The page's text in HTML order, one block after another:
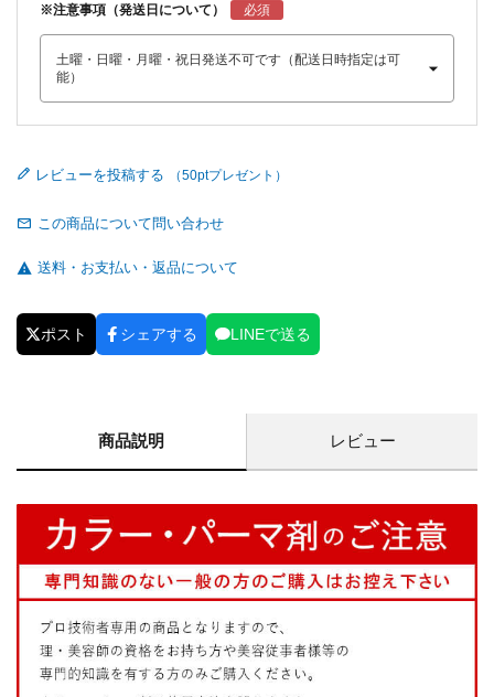
※注意事項（発送日について）
レビューを投稿する
この商品について問い合わせ
送料・お支払い・返品について
ポスト シェアする LINEで送る
商品説明 レビュー